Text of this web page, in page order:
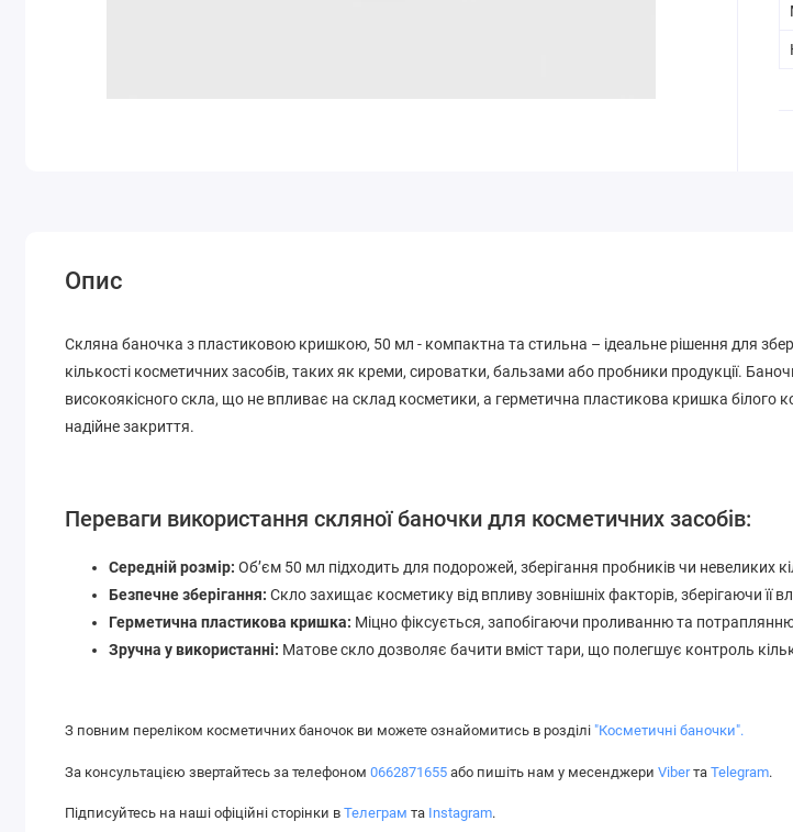
Опис
Скляна баночка з пластиковою кришкою, 50 мл - компактна та стильна – ідеальне рішення для
кількості косметичних засобів, таких як креми, сироватки, бальзами або пробники продукції.
високоякісного скла, що не впливає на склад косметики, а герметична пластикова кришка білого
надійне закриття.
Переваги використання скляної баночки для косметичних засобів:
Середній розмір: Об’єм 50 мл підходить для подорожей, зберігання пробників чи невеликих
Безпечне зберігання: Скло захищає косметику від впливу зовнішніх факторів, зберігаючи її
Герметична пластикова кришка: Міцно фіксується, запобігаючи проливанню та
Зручна у використанні: Матове скло дозволяє бачити вміст тари, що полегшує контроль
З повним переліком косметичних баночок ви можете ознайомитись в розділі"Косметичні баночки".
За консультацією звертайтесь за телефоном0662871655 або пишіть нам у месенджериViberтаTelegram.
Підписуйтесь на наші офіційні сторінки вТелеграм та Instagram.